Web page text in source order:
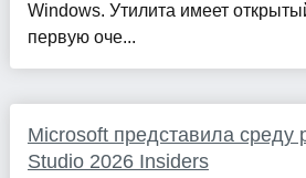
Windows. Утилита имеет
первую оче...
Microsoft представила среду
Studio 2026 Insiders